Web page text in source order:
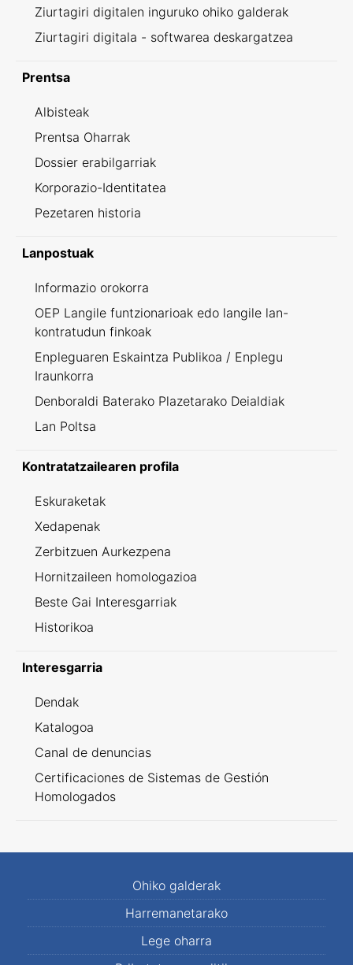
Ziurtagiri digitalen inguruko ohiko galderak
Ziurtagiri digitala - softwarea deskargatzea
Prentsa
Albisteak
Prentsa Oharrak
Dossier erabilgarriak
Korporazio-Identitatea
Pezetaren historia
Lanpostuak
Informazio orokorra
OEP Langile funtzionarioak edo langile lan-
kontratudun finkoak
Enpleguaren Eskaintza Publikoa / Enplegu
Iraunkorra
Denboraldi Baterako Plazetarako Deialdiak
Lan Poltsa
Kontratatzailearen profila
Eskuraketak
Xedapenak
Zerbitzuen Aurkezpena
Hornitzaileen homologazioa
Beste Gai Interesgarriak
Historikoa
Interesgarria
Dendak
Katalogoa
Canal de denuncias
Certificaciones de Sistemas de Gestión
Homologados
Ohiko galderak
Harremanetarako
Lege oharra